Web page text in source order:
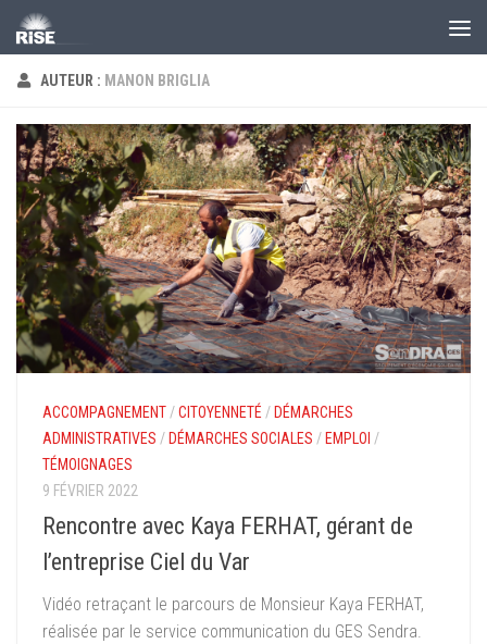
Skip to content
AUTEUR : MANON BRIGLIA
ACCOMPAGNEMENT /CITOYENNETÉ / DÉMARCHES
ADMINISTRATIVES / DÉMARCHES SOCIALES / EMPLOI /
TÉMOIGNAGES
9 FÉVRIER 2022
Rencontre avec Kaya FERHAT, gérant de
l’entreprise Ciel du Var
Vidéo retraçant le parcours de Monsieur Kaya FERHAT,
réalisée par le service communication du GES Sendra.